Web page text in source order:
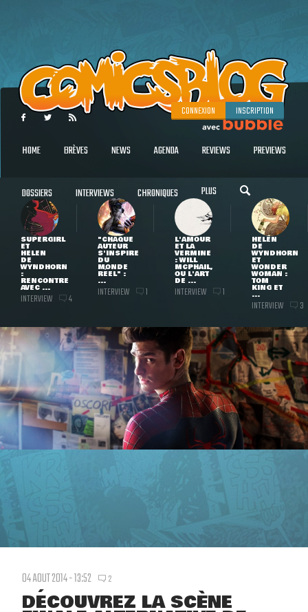
CONNEXION INSCRIPTION
HOME BRÈVES NEWS AGENDA REVIEWS PREVIEWS
DOSSIERS INTERVIEWS CHRONIQUES PLUS
SUPERGIRL
ET
HELEN
DE
WYNDHORN
:
RENCONTRE
AVEC ...
INTERVIEW 4
"CHAQUE
AUTEUR
S'INSPIRE
DU
MONDE
RÉEL" :
...
INTERVIEW 1
L'AMOUR
ET LA
VERMINE
: WILL
MCPHAIL,
OU L'ART
DE ...
INTERVIEW 1
HELEN
DE
WYNDHORN
ET
WONDER
WOMAN :
TOM
KING ET
...
INTERVIEW 3
04 AOUT 2014 - 13:52 2
DÉCOUVREZ LA SCÈNE